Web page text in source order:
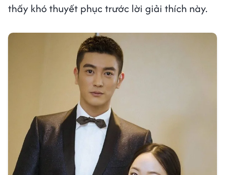
thấy khó thuyết phục trước lời giải thích này.